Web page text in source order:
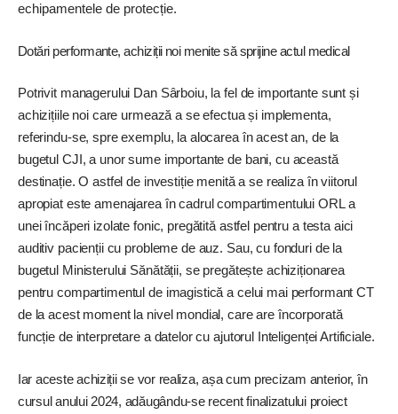
echipamentele de protecție.
Dotări performante, achiziții noi menite să sprijine actul medical
Potrivit managerului Dan Sârboiu, la fel de importante sunt și
achizițiile noi care urmează a se efectua și implementa,
referindu-se, spre exemplu, la alocarea în acest an, de la
bugetul CJI, a unor sume importante de bani, cu această
destinație. O astfel de investiție menită a se realiza în viitorul
apropiat este amenajarea în cadrul compartimentului ORL a
unei încăperi izolate fonic, pregătită astfel pentru a testa aici
auditiv pacienții cu probleme de auz. Sau, cu fonduri de la
bugetul Ministerului Sănătății, se pregătește achiziționarea
pentru compartimentul de imagistică a celui mai performant CT
de la acest moment la nivel mondial, care are încorporată
funcție de interpretare a datelor cu ajutorul Inteligenței Artificiale.
Iar aceste achiziții se vor realiza, așa cum precizam anterior, în
cursul anului 2024, adăugându-se recent finalizatului proiect